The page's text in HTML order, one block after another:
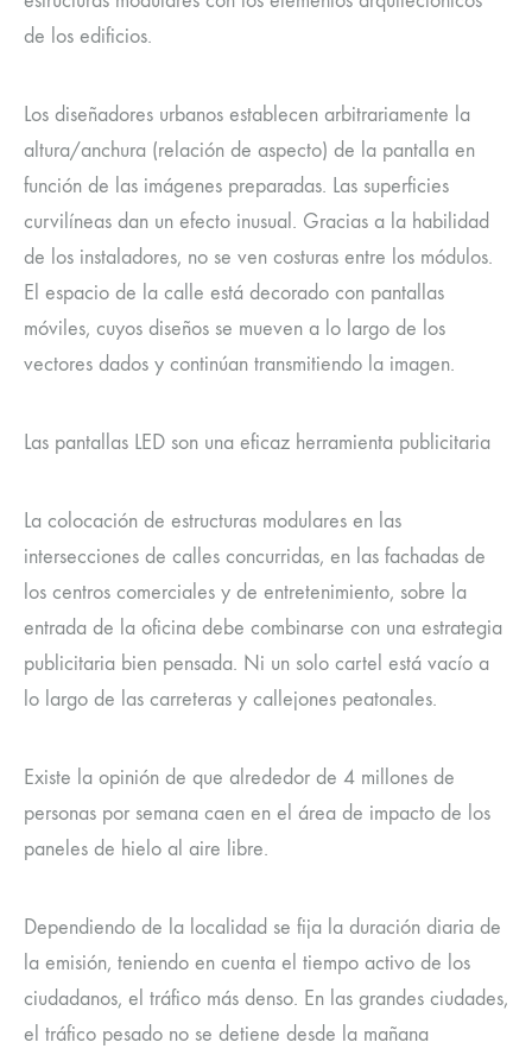
de los edificios.
Los diseñadores urbanos establecen arbitrariamente la
altura/anchura (relación de aspecto) de la pantalla en
función de las imágenes preparadas. Las superficies
curvilíneas dan un efecto inusual. Gracias a la habilidad
de los instaladores, no se ven costuras entre los módulos.
El espacio de la calle está decorado con pantallas
móviles, cuyos diseños se mueven a lo largo de los
vectores dados y continúan transmitiendo la imagen.
Las pantallas LED son una eficaz herramienta publicitaria
La colocación de estructuras modulares en las
intersecciones de calles concurridas, en las fachadas de
los centros comerciales y de entretenimiento, sobre la
entrada de la oficina debe combinarse con una estrategia
publicitaria bien pensada. Ni un solo cartel está vacío a
lo largo de las carreteras y callejones peatonales.
Existe la opinión de que alrededor de 4 millones de
personas por semana caen en el área de impacto de los
paneles de hielo al aire libre.
Dependiendo de la localidad se fija la duración diaria de
la emisión, teniendo en cuenta el tiempo activo de los
ciudadanos, el tráfico más denso. En las grandes ciudades,
el tráfico pesado no se detiene desde la mañana